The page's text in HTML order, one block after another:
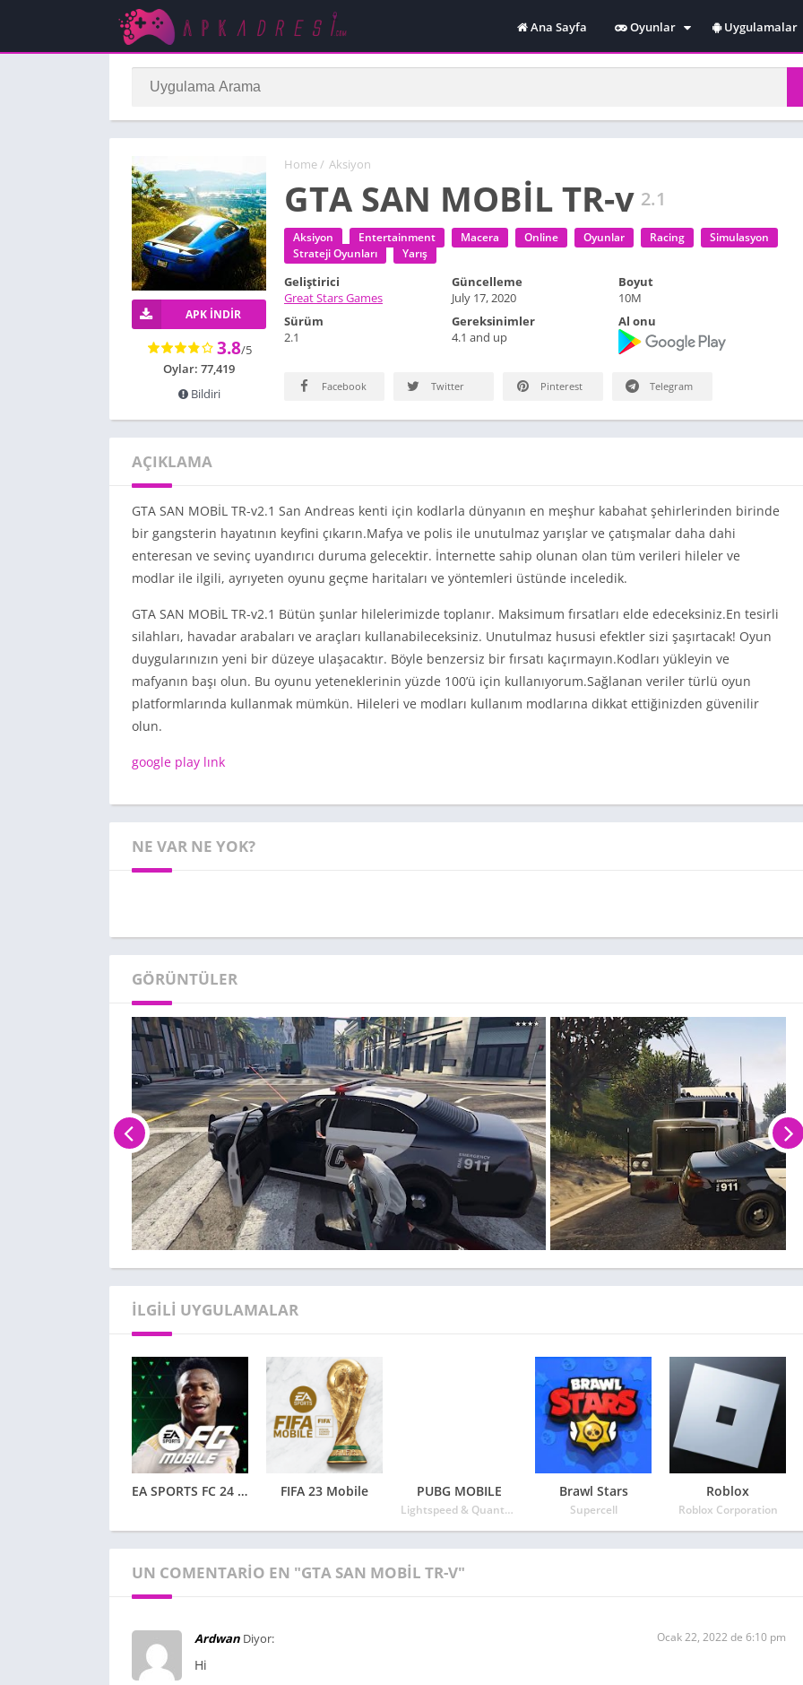
Ana Sayfa
Oyunlar
Spor
Macera
Uygulamalar
Home/ Aksiyon
GTA SAN MOBİL TR-v 2.1
Aksiyon Entertainment Macera Online Oyunlar Racing
Simulasyon
Strateji Oyunları
Yarış
APK INDIR
3.8/5
Oylar: 77,419
Bildiri
Geliştirici
Great Stars Games
Sürüm
2.1
Güncelleme
July 17, 2020
Gereksinimler
4.1 and up
Boyut
10M
Al onu
Facebook Twitter Pinterest Telegram
AÇIKLAMA
GTA SAN MOBİL TR-v2.1 San Andreas kenti için kodlarla dünyanın en meşhur kabahat şehirlerinden birinde
bir gangsterin hayatının keyfini çıkarın.Mafya ve polis ile unutulmaz yarışlar ve çatışmalar daha dahi
enteresan ve sevinç uyandırıcı duruma gelecektir. İnternette sahip olunan olan tüm verileri hileler ve
modlar ile ilgili, ayrıyeten oyunu geçme haritaları ve yöntemleri üstünde inceledik.
GTA SAN MOBİL TR-v2.1 Bütün şunlar hilelerimizde toplanır. Maksimum fırsatları elde edeceksiniz.En tesirli
silahları, havadar arabaları ve araçları kullanabileceksiniz. Unutulmaz hususi efektler sizi şaşırtacak! Oyun
duygularınızın yeni bir düzeye ulaşacaktır. Böyle benzersiz bir fırsatı kaçırmayın.Kodları yükleyin ve
mafyanın başı olun. Bu oyunu yeteneklerinin yüzde 100’ü için kullanıyorum.Sağlanan veriler türlü oyun
platformlarında kullanmak mümkün. Hileleri ve modları kullanım modlarına dikkat ettiğinizden güvenilir
olun.
google play lınk
NE VAR NE YOK?
GÖRÜNTÜLER
İLGILI UYGULAMALAR
EA SPORTS FC 24 Mobile FIFA 23 Mobile PUBG MOBILE
Lightspeed & Quantum
Brawl Stars
Supercell
Roblox
Roblox Corporation
UN COMENTARIO EN "GTA SAN MOBİL TR-V"
Ardwan Diyor: Ocak 22, 2022 de 6:10 pm
Hi